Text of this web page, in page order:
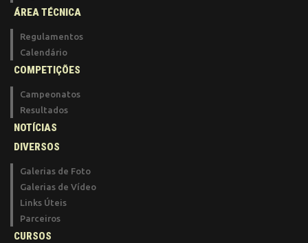
ÁREA TÉCNICA
Regulamentos
Calendário
COMPETIÇÕES
Campeonatos
Resultados
NOTÍCIAS
DIVERSOS
Galerias de Foto
Galerias de Vídeo
Links Úteis
Parceiros
CURSOS